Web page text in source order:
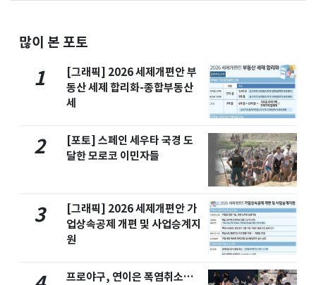
많이 본 포토
1
[그래픽] 2026 세제개편안 부
동산 세제 합리화-종합부동산
세
2
[포토] 스페인 세우타 국경 도
달한 모로코 이민자들
3
[그래픽] 2026 세제개편안 가
업상속공제 개편 및 사업승계지
원
프로야구, 연이은 폭염취소…